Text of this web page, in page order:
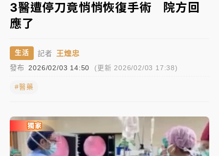
白海豚逼近！北市水門只出不進 未移置車輛最高罰
4800＋拖吊費
油價持續凍漲！ 中油宣布下周一汽柴油價格維持不變
路鷹架倒塌壓2車
連根拔起
中颱白海豚風雨來了！中部以北防豪雨 今晚、明天影
響最劇烈
▲
▼
3醫遭停刀竟悄悄恢復手術 院方回
應了
生活 記者 王煌忠
發布 2026/02/03 14:50 (更新 2026/02/03 17:38)
#醫藥